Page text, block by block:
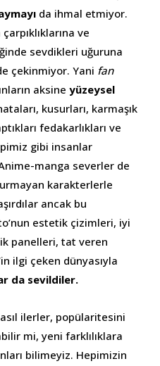
da ihmal etmiyor.
ve
sevdikleri uğuruna
çekinmiyor. Yani fan
aksine yüzeysel
kusurları, karmaşık
fedakarlıkları ve
gibi insanlar
manga severler de
karakterlerle
ancak bu
estetik çizimleri, iyi
panelleri, tat veren
ilgi çeken dünyasıyla
da sevildiler.
ilerler, popülaritesini
mi, yeni farklılıklara
bilimeyiz. Hepimizin